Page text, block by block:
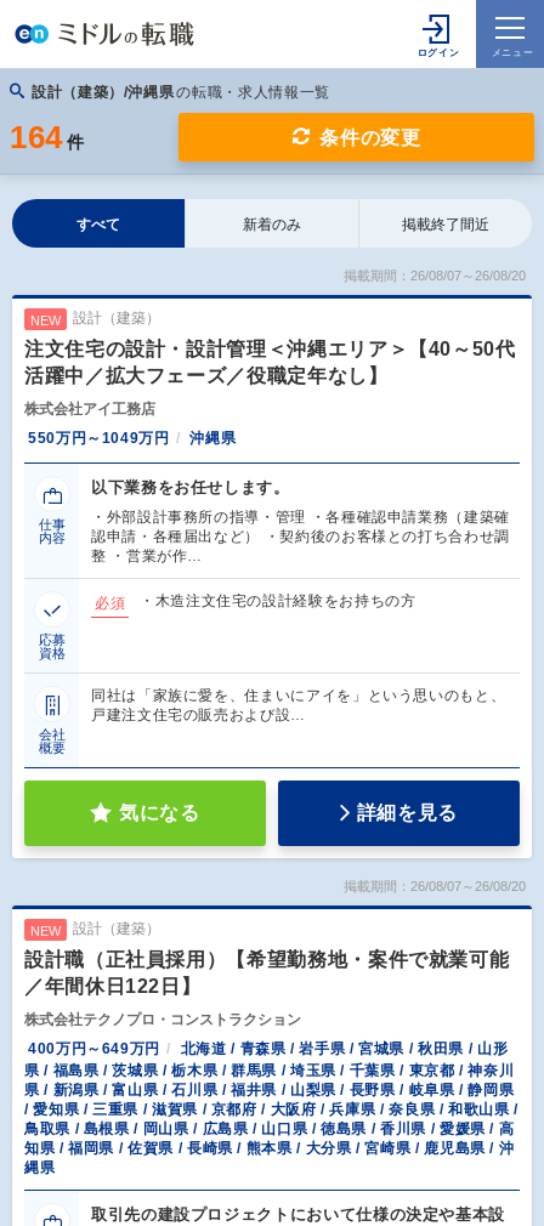
設計（建築）/沖縄県の転職・求人情報一覧
164件 条件の変更
すべて 新着のみ 掲載終了間近
掲載期間：26/08/07～26/08/20
NEW 設計（建築）
注文住宅の設計・設計管理＜沖縄エリア＞【40～50代
活躍中／拡大フェーズ／役職定年なし】
株式会社アイ工務店
550万円～1049万円
沖縄県
仕事
内容
以下業務をお任せします。
・外部設計事務所の指導・管理 ・各種確認申請業務（建築確
認申請・各種届出など） ・契約後のお客様との打ち合わせ調
整 ・営業が作…
応募
資格
必須 ・木造注文住宅の設計経験をお持ちの方
会社
概要
同社は「家族に愛を、住まいにアイを」という思いのもと、
戸建注文住宅の販売および設…
気になる 詳細を見る
掲載期間：26/08/07～26/08/20
NEW 設計（建築）
設計職（正社員採用）【希望勤務地・案件で就業可能
／年間休日122日】
株式会社テクノプロ・コンストラクション
400万円～649万円
北海道 / 青森県 / 岩手県 / 宮城県 / 秋田県 / 山形
県 / 福島県 / 茨城県 / 栃木県 / 群馬県 / 埼玉県 / 千葉県 / 東京都 / 神奈川
県 / 新潟県 / 富山県 / 石川県 / 福井県 / 山梨県 / 長野県 / 岐阜県 / 静岡県
/ 愛知県 / 三重県 / 滋賀県 / 京都府 / 大阪府 / 兵庫県 / 奈良県 / 和歌山県 /
鳥取県 / 島根県 / 岡山県 / 広島県 / 山口県 / 徳島県 / 香川県 / 愛媛県 / 高
知県 / 福岡県 / 佐賀県 / 長崎県 / 熊本県 / 大分県 / 宮崎県 / 鹿児島県 / 沖
縄県
取引先の建設プロジェクトにおいて仕様の決定や基本設